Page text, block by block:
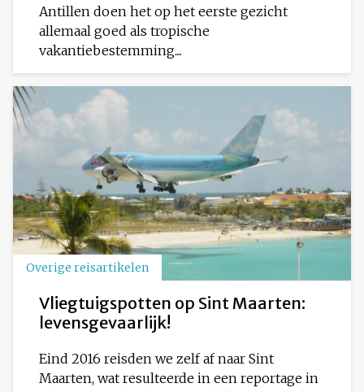
Antillen doen het op het eerste gezicht
allemaal goed als tropische
vakantiebestemming....
Overige reisartikelen
Vliegtuigspotten op Sint Maarten:
levensgevaarlijk!
Eind 2016 reisden we zelf af naar Sint
Maarten, wat resulteerde in een reportage in